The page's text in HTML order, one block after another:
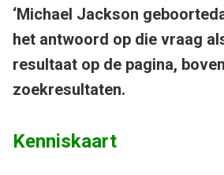
‘Michael Jackson
het antwoord op die vraag
resultaat op de pagina,
zoekresultaten.
Kenniskaart